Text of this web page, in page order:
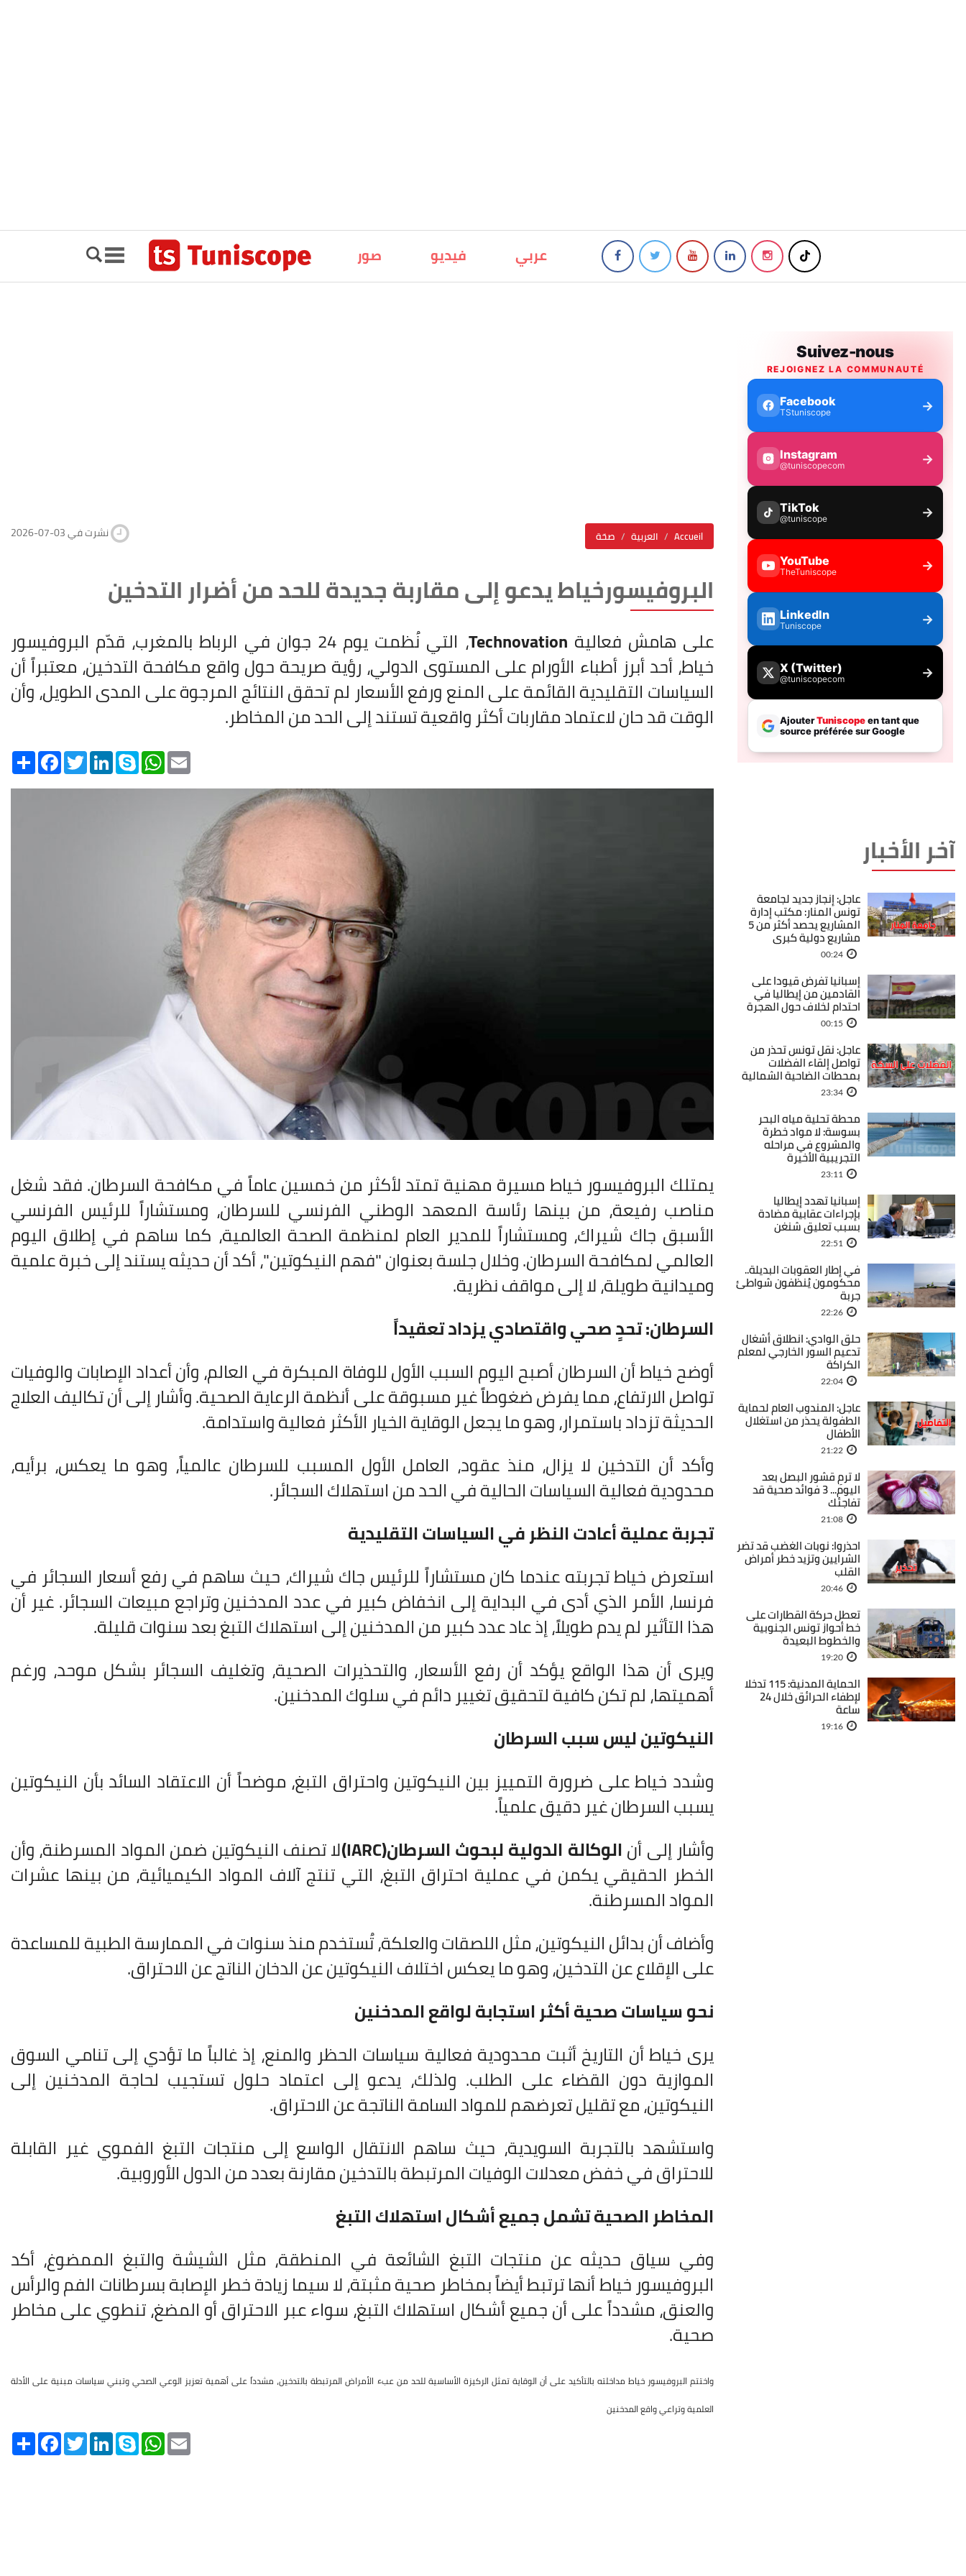
صور فيديو عربي
صحّة العربية Accueil 2026-07-03 نشرت في
البروفيسورخياط يدعو إلى مقاربة جديدة للحد من أضرار التدخين
على هامش فعالية Technovation ، التي نُظمت يوم 24 جوان في الرباط بالمغرب، قدّم البروفيسور
خياط، أحد أبرز أطباء الأورام على المستوى الدولي، رؤية صريحة حول واقع مكافحة التدخين، معتبراً أن
السياسات التقليدية القائمة على المنع ورفع الأسعار لم تحقق النتائج المرجوة على المدى الطويل، وأن
الوقت قد حان لاعتماد مقاربات أكثر واقعية تستند إلى الحد من المخاطر.
Share
FacebookTwitterLinkedInSkype
WhatsAppEmail
يمتلك البروفيسور خياط مسيرة مهنية تمتد لأكثر من خمسين عاماً في مكافحة السرطان. فقد شغل
مناصب رفيعة، من بينها رئاسة المعهد الوطني الفرنسي للسرطان، ومستشاراً للرئيس الفرنسي
الأسبق جاك شيراك، ومستشاراً للمدير العام لمنظمة الصحة العالمية، كما ساهم في إطلاق اليوم
العالمي لمكافحة السرطان. وخلال جلسة بعنوان "فهم النيكوتين"، أكد أن حديثه يستند إلى خبرة علمية
وميدانية طويلة، لا إلى مواقف نظرية.
السرطان: تحدٍ صحي واقتصادي يزداد تعقيداً
أوضح خياط أن السرطان أصبح اليوم السبب الأول للوفاة المبكرة في العالم، وأن أعداد الإصابات والوفيات
تواصل الارتفاع، مما يفرض ضغوطاً غير مسبوقة على أنظمة الرعاية الصحية. وأشار إلى أن تكاليف العلاج
الحديثة تزداد باستمرار، وهو ما يجعل الوقاية الخيار الأكثر فعالية واستدامة.
وأكد أن التدخين لا يزال، منذ عقود، العامل الأول المسبب للسرطان عالمياً، وهو ما يعكس، برأيه،
محدودية فعالية السياسات الحالية في الحد من استهلاك السجائر.
تجربة عملية أعادت النظر في السياسات التقليدية
استعرض خياط تجربته عندما كان مستشاراً للرئيس جاك شيراك، حيث ساهم في رفع أسعار السجائر في
فرنسا، الأمر الذي أدى في البداية إلى انخفاض كبير في عدد المدخنين وتراجع مبيعات السجائر. غير أن
هذا التأثير لم يدم طويلاً، إذ عاد عدد كبير من المدخنين إلى استهلاك التبغ بعد سنوات قليلة.
ويرى أن هذا الواقع يؤكد أن رفع الأسعار، والتحذيرات الصحية، وتغليف السجائر بشكل موحد، ورغم
أهميتها، لم تكن كافية لتحقيق تغيير دائم في سلوك المدخنين.
النيكوتين ليس سبب السرطان
وشدد خياط على ضرورة التمييز بين النيكوتين واحتراق التبغ، موضحاً أن الاعتقاد السائد بأن النيكوتين
يسبب السرطان غير دقيق علمياً.
وأشار إلى أنالوكالة الدولية لبحوث السرطان(IARC)لا تصنف النيكوتين ضمن المواد المسرطنة، وأن
الخطر الحقيقي يكمن في عملية احتراق التبغ، التي تنتج آلاف المواد الكيميائية، من بينها عشرات
المواد المسرطنة.
وأضاف أن بدائل النيكوتين، مثل اللصقات والعلكة، تُستخدم منذ سنوات في الممارسة الطبية للمساعدة
على الإقلاع عن التدخين، وهو ما يعكس اختلاف النيكوتين عن الدخان الناتج عن الاحتراق.
نحو سياسات صحية أكثر استجابة لواقع المدخنين
يرى خياط أن التاريخ أثبت محدودية فعالية سياسات الحظر والمنع، إذ غالباً ما تؤدي إلى تنامي السوق
الموازية دون القضاء على الطلب. ولذلك، يدعو إلى اعتماد حلول تستجيب لحاجة المدخنين إلى
النيكوتين، مع تقليل تعرضهم للمواد السامة الناتجة عن الاحتراق.
واستشهد بالتجربة السويدية، حيث ساهم الانتقال الواسع إلى منتجات التبغ الفموي غير القابلة
للاحتراق في خفض معدلات الوفيات المرتبطة بالتدخين مقارنة بعدد من الدول الأوروبية.
المخاطر الصحية تشمل جميع أشكال استهلاك التبغ
وفي سياق حديثه عن منتجات التبغ الشائعة في المنطقة، مثل الشيشة والتبغ الممضوغ، أكد
البروفيسور خياط أنها ترتبط أيضاً بمخاطر صحية مثبتة، لا سيما زيادة خطر الإصابة بسرطانات الفم والرأس
والعنق، مشدداً على أن جميع أشكال استهلاك التبغ، سواء عبر الاحتراق أو المضغ، تنطوي على مخاطر
صحية.
واختتم البروفيسور خياط مداخلته بالتأكيد على أن الوقاية تمثل الركيزة الأساسية للحد من عبء الأمراض المرتبطة بالتدخين، مشدداً على أهمية تعزيز الوعي الصحي وتبني سياسات مبنية على الأدلة
العلمية وتراعي واقع المدخنين
Share FacebookTwitterLinkedInSkype WhatsApp
آخر الأخبار
عاجل: إنجاز جديد لجامعة
تونس المنار: مكتب إدارة
المشاريع يحصد أكثر من 5
مشاريع دولية كبرى
00:24
إسبانيا تفرض قيودا على
القادمين من إيطاليا في
احتدام لخلاف حول الهجرة
00:15
عاجل: نقل تونس تحذر من
تواصل إلقاء الفضلات
بمحطات الضاحية الشمالية
23:34
محطة تحلية مياه البحر
بسوسة: لا مواد خطرة
والمشروع في مراحله
التجريبية الأخيرة
23:11
إسبانيا تهدد إيطاليا
بإجراءات عقابية مضادة
بسبب تعليق شنغن
22:51
في إطار العقوبات البديلة..
محكومون يُنظفون شواطئ
جربة
22:26
حلق الوادي: انطلاق أشغال
تدعيم السور الخارجي لمعلم
الكراكة
22:04
عاجل: المندوب العام لحماية
الطفولة يحذر من استغلال
الأطفال
21:22
لا ترمِ قشور البصل بعد
اليوم... 3 فوائد صحية قد
تفاجئك
21:08
احذروا: نوبات الغضب قد تضر
الشرايين وتزيد خطر أمراض
القلب
20:46
تعطل حركة القطارات على
خط أحواز تونس الجنوبية
والخطوط البعيدة
19:20
الحماية المدنية: 115 تدخلا
لإطفاء الحرائق خلال 24
ساعة
19:16